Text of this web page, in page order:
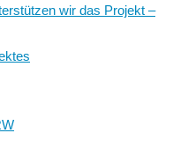
wir das Projekt –